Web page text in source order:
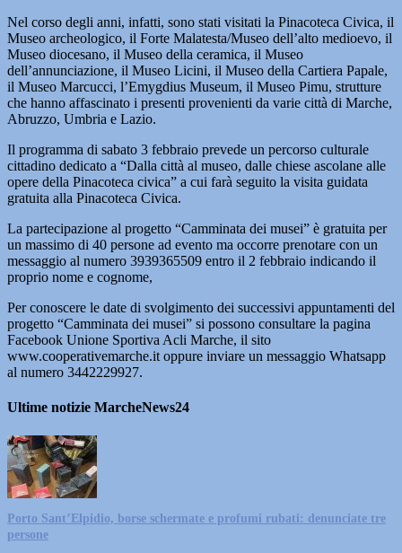
Nel corso degli anni, infatti, sono stati visitati la Pinacoteca Civica, il
Museo archeologico, il Forte Malatesta/Museo dell’alto medioevo, il
Museo diocesano, il Museo della ceramica, il Museo
dell’annunciazione, il Museo Licini, il Museo della Cartiera Papale,
il Museo Marcucci, l’Emygdius Museum, il Museo Pimu, strutture
che hanno affascinato i presenti provenienti da varie città di Marche,
Abruzzo, Umbria e Lazio.
Il programma di sabato 3 febbraio prevede un percorso culturale
cittadino dedicato a “Dalla città al museo, dalle chiese ascolane alle
opere della Pinacoteca civica” a cui farà seguito la visita guidata
gratuita alla Pinacoteca Civica.
La partecipazione al progetto “Camminata dei musei” è gratuita per
un massimo di 40 persone ad evento ma occorre prenotare con un
messaggio al numero 3939365509 entro il 2 febbraio indicando il
proprio nome e cognome,
Per conoscere le date di svolgimento dei successivi appuntamenti del
progetto “Camminata dei musei” si possono consultare la pagina
Facebook Unione Sportiva Acli Marche, il sito
www.cooperativemarche.it oppure inviare un messaggio Whatsapp
al numero 3442229927.
Ultime notizie MarcheNews24
Porto Sant’Elpidio, borse schermate e profumi rubati: denunciate tre
persone